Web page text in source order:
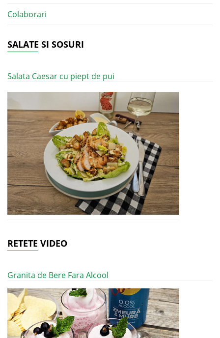
Colaborari
SALATE SI SOSURI
Salata Caesar cu piept de pui
RETETE VIDEO
Granita de Bere Fara Alcool